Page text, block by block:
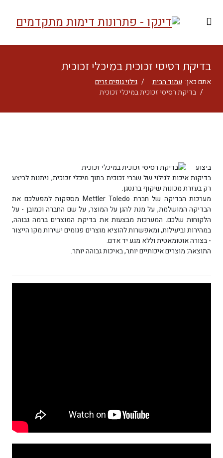
בדיקת רסיסי זכוכית במיכלי זכוכית
אתם כאן: עמוד הבית
גילוי גופים זרים
בדיקת רסיסי זכוכית במיכלי זכוכית
ביצוע
בדיקות איכות לגילוי של שברי זכוכית בתוך מיכלי זכוכית, ניתנות לביצע
רק בעזרת מכונות שיקוף ברנטגן.
מערכות הבדיקה של חברת Mettler Toledo מספקות למפעלכם את
הבדיקה המושלמת, על מנת להגן על המוצר, על שם החברה וכמובן - על
הלקוחות שלכם. המערכות מבצעות את בדיקת המוצרים ברמה גבוהה,
במהירות וביעילות, ומאפשרות להוציא מוצרים פגומים ישירות מקו הייצור
- בצורה אוטומאטית וללא מגע יד אדם.
התוצאה: מוצרים איכותיים יותר, באיכות גבוהה יותר.